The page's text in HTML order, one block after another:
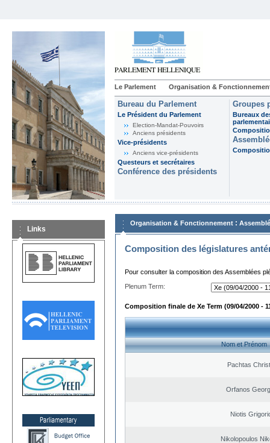
Le Parlement Organisation &
Bureau du Parlement
Le Président du Parlement
Election-Mandat-Pouvoirs
Anciens présidents
Vice-présidents
Anciens vice-présidents
Questeurs et secrétaires
Conférence des présidents
Groupes
Bureaux
Links
Organisation & Fonctionnement :
Composition des législatures
Pour consulter la composition des Assemblées
Plenum Term:
Composition finale de Xe Term (09/04/2000 -
Nom et Prénom
Pachtas
Orfanos
Niotis
Nikolopoulos